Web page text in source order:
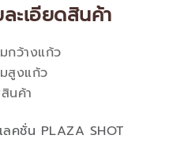
ลคชั่น PLAZA SHOT
ละเอียดสินค้า
บัติ
กว้างแก้ว
สูงแก้ว
นค้า